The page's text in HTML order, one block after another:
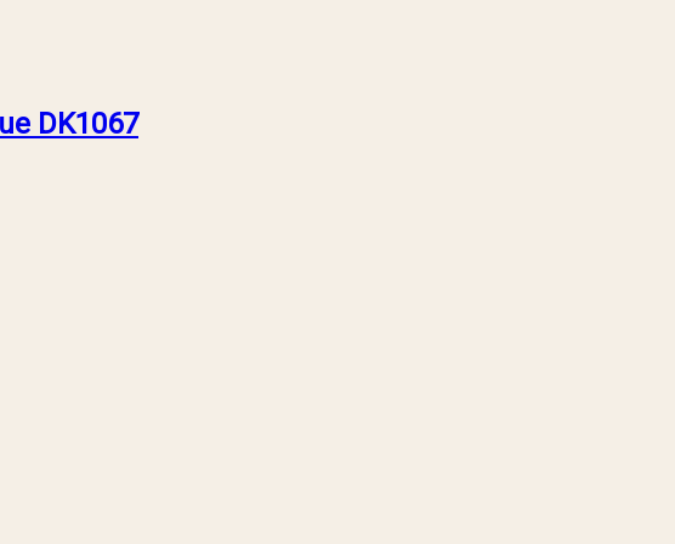
DK1067